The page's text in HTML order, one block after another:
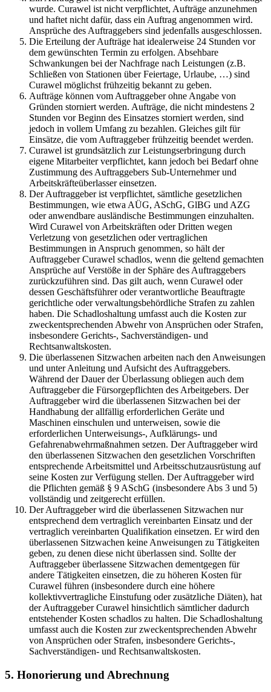
wurde. Curawel ist nicht verpflichtet, Aufträge anzunehmen
und haftet nicht dafür, dass ein Auftrag angenommen wird.
Ansprüche des Auftraggebers sind jedenfalls ausgeschlossen.
Die Erteilung der Aufträge hat idealerweise 24 Stunden vor
dem gewünschten Termin zu erfolgen. Absehbare
Schwankungen bei der Nachfrage nach Leistungen (z.B.
Schließen von Stationen über Feiertage, Urlaube, …) sind
Curawel möglichst frühzeitig bekannt zu geben.
Aufträge können vom Auftraggeber ohne Angabe von
Gründen storniert werden. Aufträge, die nicht mindestens 2
Stunden vor Beginn des Einsatzes storniert werden, sind
jedoch in vollem Umfang zu bezahlen. Gleiches gilt für
Einsätze, die vom Auftraggeber frühzeitig beendet werden.
Curawel ist grundsätzlich zur Leistungserbringung durch
eigene Mitarbeiter verpflichtet, kann jedoch bei Bedarf ohne
Zustimmung des Auftraggebers Sub-Unternehmer und
Arbeitskräfteüberlasser einsetzen.
Der Auftraggeber ist verpflichtet, sämtliche gesetzlichen
Bestimmungen, wie etwa AÜG, ASchG, GlBG und AZG
oder anwendbare ausländische Bestimmungen einzuhalten.
Wird Curawel von Arbeitskräften oder Dritten wegen
Verletzung von gesetzlichen oder vertraglichen
Bestimmungen in Anspruch genommen, so hält der
Auftraggeber Curawel schadlos, wenn die geltend gemachten
Ansprüche auf Verstöße in der Sphäre des Auftraggebers
zurückzuführen sind. Das gilt auch, wenn Curawel oder
dessen Geschäftsführer oder verantwortliche Beauftragte
gerichtliche oder verwaltungsbehördliche Strafen zu zahlen
haben. Die Schadloshaltung umfasst auch die Kosten zur
zweckentsprechenden Abwehr von Ansprüchen oder Strafen,
insbesondere Gerichts-, Sachverständigen- und
Rechtsanwaltskosten.
Die überlassenen Sitzwachen arbeiten nach den Anweisungen
und unter Anleitung und Aufsicht des Auftraggebers.
Während der Dauer der Überlassung obliegen auch dem
Auftraggeber die Fürsorgepflichten des Arbeitgebers. Der
Auftraggeber wird die überlassenen Sitzwachen bei der
Handhabung der allfällig erforderlichen Geräte und
Maschinen einschulen und unterweisen, sowie die
erforderlichen Unterweisungs-, Aufklärungs- und
Gefahrenabwehrmaßnahmen setzen. Der Auftraggeber wird
den überlassenen Sitzwachen den gesetzlichen Vorschriften
entsprechende Arbeitsmittel und Arbeitsschutzausrüstung auf
seine Kosten zur Verfügung stellen. Der Auftraggeber wird
die Pflichten gemäß § 9 ASchG (insbesondere Abs 3 und 5)
vollständig und zeitgerecht erfüllen.
Der Auftraggeber wird die überlassenen Sitzwachen nur
entsprechend dem vertraglich vereinbarten Einsatz und der
vertraglich vereinbarten Qualifikation einsetzen. Er wird den
überlassenen Sitzwachen keine Anweisungen zu Tätigkeiten
geben, zu denen diese nicht überlassen sind. Sollte der
Auftraggeber überlassene Sitzwachen dementgegen für
andere Tätigkeiten einsetzen, die zu höheren Kosten für
Curawel führen (insbesondere durch eine höhere
kollektivvertragliche Einstufung oder zusätzliche Diäten), hat
der Auftraggeber Curawel hinsichtlich sämtlicher dadurch
entstehender Kosten schadlos zu halten. Die Schadloshaltung
umfasst auch die Kosten zur zweckentsprechenden Abwehr
von Ansprüchen oder Strafen, insbesondere Gerichts-,
Sachverständigen- und Rechtsanwaltskosten.
5. Honorierung und Abrechnung